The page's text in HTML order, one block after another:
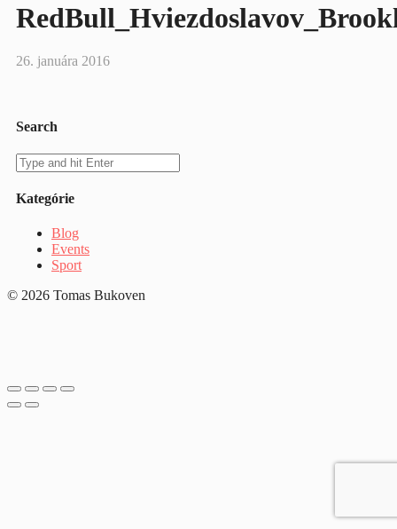
26. januára 2016
Search
Kategórie
Blog
Events
Sport
© 2026 Tomas Bukoven